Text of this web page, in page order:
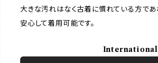
大きな汚れはなく古着に慣れている方で
安心して着用可能です。